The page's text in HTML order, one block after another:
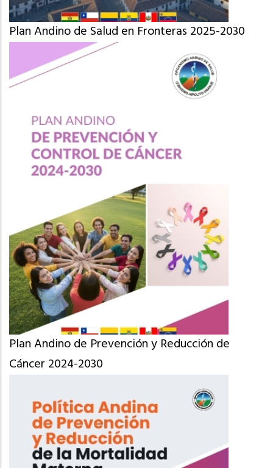
Plan Andino de Salud en Fronteras 2025-2030
Plan Andino de Prevención y Reducción de
Cáncer 2024-2030